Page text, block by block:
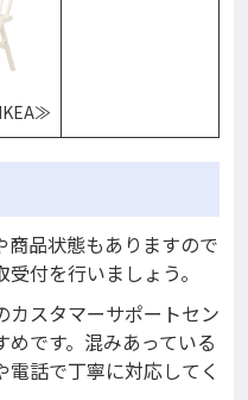
商品状態もありますので
付を行いましょう。
カスタマーサポートセン
です。混みあっている
話で丁寧に対応してく